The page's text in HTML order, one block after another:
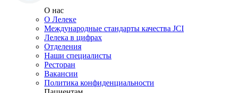
О нас
О Лелеке
Международные стандарты качества JCI
Лелека в цифрах
Отделения
Наши специалисты
Ресторан
Вакансии
Политика конфиденциальности